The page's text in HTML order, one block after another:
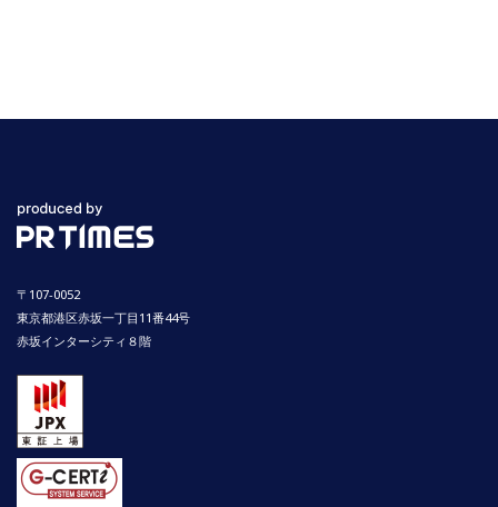
〒107-0052
東京都港区赤坂一丁目11番44号
赤坂インターシティ８階